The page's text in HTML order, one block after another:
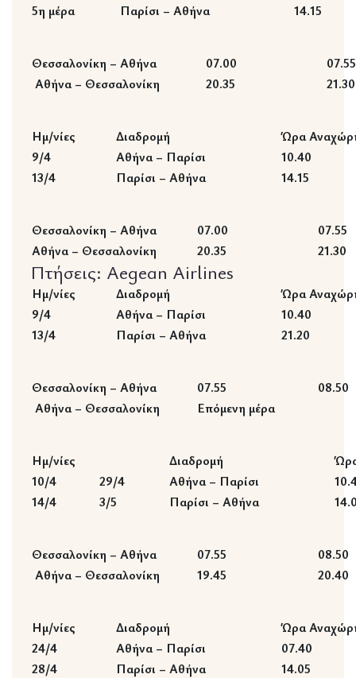
5η μέρα
Παρίσι – Αθήνα 14.15
Θεσσαλονίκη – Αθήνα 07.00
07.55
Αθήνα – Θεσσαλονίκη
20.35 21.30
Ημ/νίες Διαδρομή
Ώρα
9/4
Αθήνα – Παρίσι
10.40
13/4
Παρίσι – Αθήνα 14.15
Θεσσαλονίκη – Αθήνα 07.00
07.55
Αθήνα – Θεσσαλονίκη
20.35 21.30
Πτήσεις: Aegean Airlines
Ημ/νίες Διαδρομή
Ώρα
9/4
Αθήνα – Παρίσι
10.40
13/4
Παρίσι – Αθήνα 21.20
Θεσσαλονίκη – Αθήνα 07.55
08.50
Αθήνα – Θεσσαλονίκη
Επόμενη μέρα
Ημ/νίες Διαδρομή
10/4
29/4 Αθήνα – Παρίσι
14/4
3/5 Παρίσι – Αθήνα
Θεσσαλονίκη – Αθήνα 07.55
08.50
Αθήνα – Θεσσαλονίκη
19.45 20.40
Ημ/νίες Διαδρομή
Ώρα
24/4
Αθήνα – Παρίσι
07.40
28/4
Παρίσι – Αθήνα 14.05